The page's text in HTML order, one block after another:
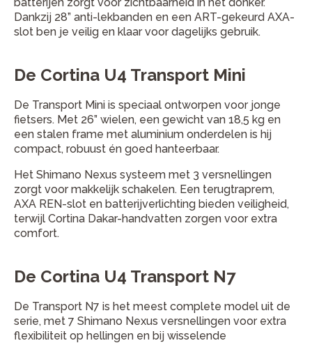
Dankzij 28” anti-lekbanden en een ART-gekeurd AXA-
slot ben je veilig en klaar voor dagelijks gebruik.
De Cortina U4 Transport Mini
De Transport Mini is speciaal ontworpen voor jonge
fietsers. Met 26” wielen, een gewicht van 18,5 kg en
een stalen frame met aluminium onderdelen is hij
compact, robuust én goed hanteerbaar.
Het Shimano Nexus systeem met 3 versnellingen
zorgt voor makkelijk schakelen. Een terugtraprem,
AXA REN-slot en batterijverlichting bieden veiligheid,
terwijl Cortina Dakar-handvatten zorgen voor extra
comfort.
De Cortina U4 Transport N7
De Transport N7 is het meest complete model uit de
serie, met 7 Shimano Nexus versnellingen voor extra
flexibiliteit op hellingen en bij wisselende